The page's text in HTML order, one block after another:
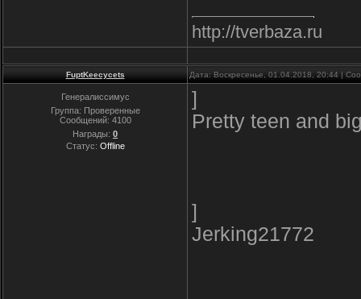
http://tverbaza.ru
FuptKeecycets Дата: Воскресенье, 01.04.2018, 20:44 |
Генералиссимус
Группа: Проверенные
Сообщений: 4100
Награды: 0
Статус: Offline
]
Pretty teen and
]
Jerking21772